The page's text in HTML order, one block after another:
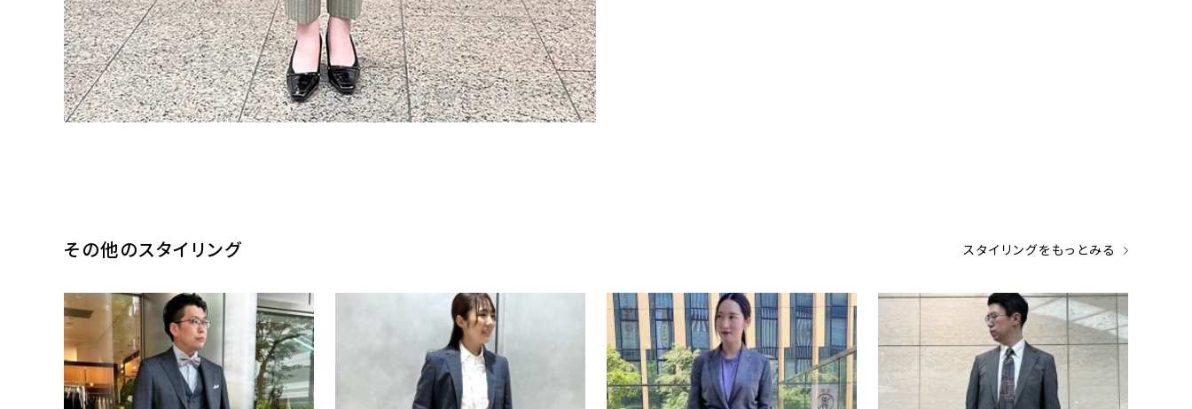
その他のスタイリング スタイリングをもっとみる